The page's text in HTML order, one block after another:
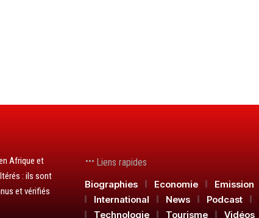
Afrique et
: ils sont
et vérifiés
Liens rapides
Biographies
Economie Emission
International
News Podcast
Technologie
Tourisme Vidéos